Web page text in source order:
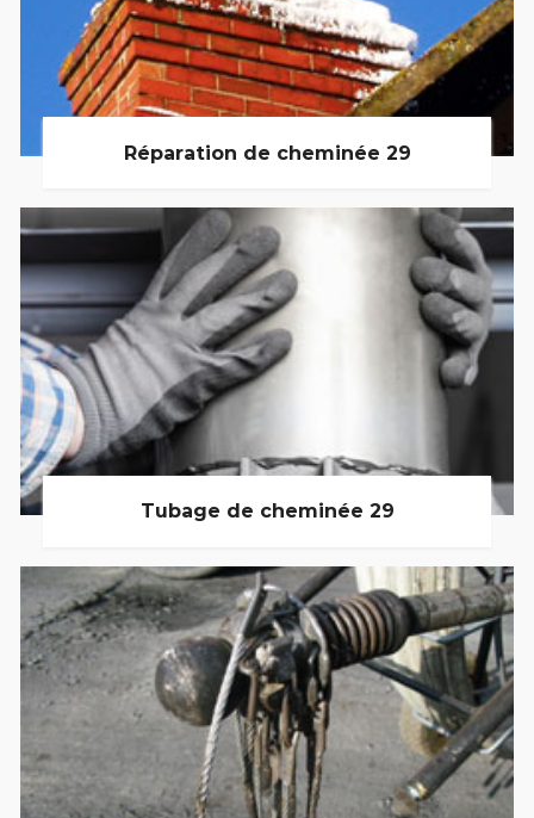
Réparation de cheminée 29
Tubage de cheminée 29